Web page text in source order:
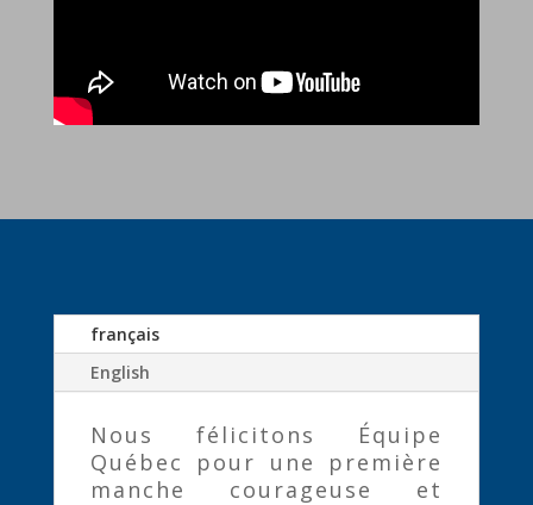
français
English
Nous félicitons Équipe
Québec pour une première
manche courageuse et